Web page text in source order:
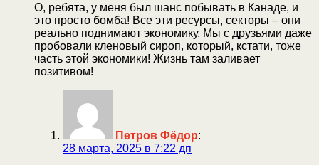
О, ребята, у меня был шанс побывать в Канаде, и
это просто бомба! Все эти ресурсы, секторы – они
реально поднимают экономику. Мы с друзьями даже
пробовали кленовый сироп, который, кстати, тоже
часть этой экономики! Жизнь там заливает
позитивом!
Петров Фёдор:
28 марта, 2025 в 7:22 дп